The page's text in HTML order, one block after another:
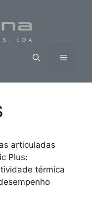
Menu
articuladas
Plus:
térmica